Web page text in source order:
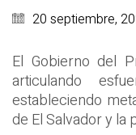
20 septiembre,
El Gobierno del
articulando
estableciendo
de El Salvador y la